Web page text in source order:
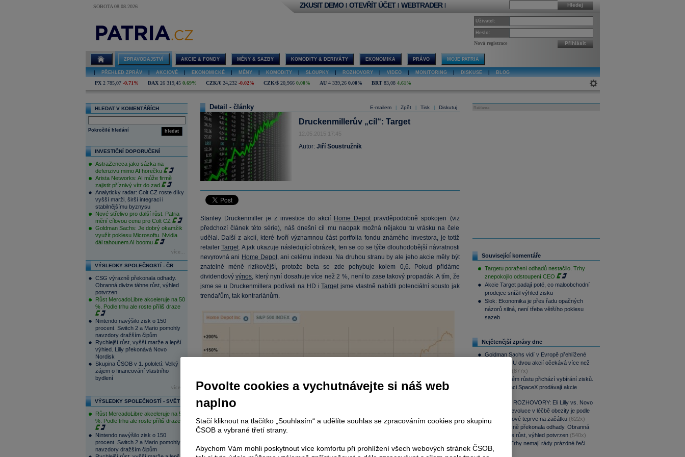
SOBOTA 08.08.2026 Hledej
ZKUSIT DEMO | OTEVŘÍT ÚČET | WEBTRADER |
Uživatel:
Heslo:
Nová registrace Přihlásit
ZPRAVODAJSTVÍ AKCIE & FONDY MĚNY & SAZBY KOMODITY & DERIVÁTY EKONOMIKA PRÁVO MOJE PATRIA
PŘEHLED ZPRÁV AKCIOVÉ EKONOMICKÉ MĚNY KOMODITY SLOUPKY ROZHOVORY VIDEO MONITORING DISKUSE BLOG
PX 2 785,07 -0,71% DAX 26 319,45 0,69% CZK/€ 24,232 -0,02% CZK/$ 20,966 0,00% AU 4 339,26 0,00% BRT 83,08 4,61%
HLEDAT V KOMENTÁŘÍCH
hledat
Pokročilé hledání
INVESTIČNÍ DOPORUČENÍ
AstraZeneca jako sázka na
defenzivu mimo AI horečku
Arista Networks: AI může firmě
zajistit příznivý vítr do zad
Analytický radar: Colt CZ roste díky
vyšší marži, širší integraci i
stabilnějšímu byznysu
Nové střelivo pro další růst. Patria
mění cílovou cenu pro Colt CZ
Goldman Sachs: Je dobrý okamžik
využít poklesu Microsoftu. Nvidia
dál tahounem AI boomu
více...
VÝSLEDKY SPOLEČNOSTÍ - ČR
CSG výrazně překonala odhady.
Obranná divize táhne růst, výhled
potvrzen
Růst MercadoLibre akceleruje na 50
%. Podle trhu ale roste příliš draze
Nintendo navýšilo zisk o 150
procent. Switch 2 a Mario pomohly
navzdory dražším čipům
Rychlejší růst, vyšší marže a lepší
výhled. Lilly překonává Novo
Nordisk
Skupina ČSOB v 1. pololetí: Velký
zájem o financování vlastního
bydlení
více...
VÝSLEDKY SPOLEČNOSTÍ - SVĚT
Růst MercadoLibre akceleruje na 50
%. Podle trhu ale roste příliš draze
Nintendo navýšilo zisk o 150
procent. Switch 2 a Mario pomohly
navzdory dražším čipům
E-mailem Zpět Tisk Diskutuj
Detail - články
Druckenmillerův „cíl“: Target
12.05.2015 17:45
Autor: Jiří Soustružník
Stanley Druckenmiller je z investice do akcií Home Depotpravděpodobně spokojen (viz
předchozí článek této série), náš dnešní cíl mu naopak možná nějakou tu vrásku na čele
udělal. Další z akcií, které tvoří významnou část portfolia fondu známého investora, je totiž
retailerTarget. A jak ukazuje následující obrázek, ten se co se týče dlouhodobější návratnosti
nevyrovná ani Home Depot, ani celému indexu. Na druhou stranu by ale jeho akcie měly být
znatelně méně rizikovější, protože beta se zde pohybuje kolem 0,6. Pokud přidáme
dividendovývýnos, který nyní dosahuje více než 2 %, není to zase takový propadák. A tím, že
jsme se u Druckenmillera podívali na HD iTargetjsme vlastně nabídli potenciální sousto jak
trendařům, tak kontrariánům.
Reklama
Související komentáře
Targetu poražení odhadů nestačilo. Trhy
znepokojilo odstoupení CEO
Akcie Target padají poté, co maloobchodní
prodejce snížil výhled zisku
Slok: Ekonomika je přes řadu opačných
názorů silná, není třeba většího poklesu
sazeb
Nejčtenější zprávy dne
Goldman Sachs vidí v Evropě přehlížené
příležitosti. U dvou akcií očekává více než
(877x)
Po raketovém růstu přichází vybírání zisků.
Zaměstnanci SpaceX prodávají akcie
PODCAST ROZHOVORY: Eli Lilly vs. Novo
Nordisk. Revoluce v léčbě obezity je podle
MUDr. Kunové teprve na začátku (622x)
CSG výrazně překonala odhady. Obranná
divize táhne růst, výhled potvrzen (540x)
Víkendář: Trhy nemají rády prázdné řeči
(468x)
Povolte cookies a vychutnávejte si náš web
naplno
Stačí kliknout na tlačítko „Souhlasím“ a udělíte souhlas se zpracováním cookies pro skupinu
ČSOB a vybrané třetí strany.
Abychom Vám mohli poskytnout více komfortu při prohlížení všech webových stránek ČSOB,